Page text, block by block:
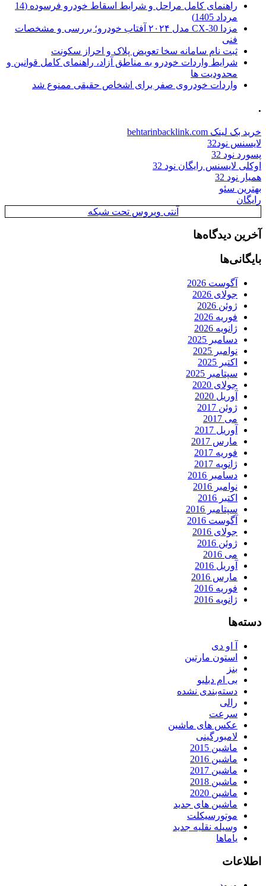
راهنمای کامل مراحل و شرایط اسقاط خودرو فرسوده (14
مرداد 1405)
مزدا CX-30 مدل ۲۰۲۴ آفتاب خودرو؛ بررسی و مشخصات
فنی
ثبت نام سامانه سخا تعویض پلاک و احراز سکونت
شرایط واردات خودرو به مناطق آزاد، راهنمای کامل قوانین و
محدودیت ها
واردات خودروی صفر برای اشخاص حقیقی ممنوع شد
.
خرید بک لینک behtarinbacklink.com
لایسنس نود32
پسورد نود 32
اوکلی لایسنس رایگان نود 32
همیار نود 32
بهترین سئو
رایگان
آنتی ویروس تحت شبکه
آخرین دیدگاه‌ها
بایگانی‌ها
آگوست 2026
جولای 2026
ژوئن 2026
فوریه 2026
ژانویه 2026
دسامبر 2025
نوامبر 2025
اکتبر 2025
سپتامبر 2025
جولای 2020
آوریل 2020
ژوئن 2017
می 2017
آوریل 2017
مارس 2017
فوریه 2017
ژانویه 2017
دسامبر 2016
نوامبر 2016
اکتبر 2016
سپتامبر 2016
آگوست 2016
جولای 2016
ژوئن 2016
می 2016
آوریل 2016
مارس 2016
فوریه 2016
ژانویه 2016
دسته‌ها
آ او دی
استون مارتین
بنز
بی ام دبلیو
دسته‌بندی نشده
رالی
سرعت
عکس های ماشین
لامبورگینی
ماشین 2015
ماشین 2016
ماشین 2017
ماشین 2018
ماشین 2020
ماشین های جدید
موتورسیکلت
وسیله نقلیه جدید
یاماها
اطلاعات